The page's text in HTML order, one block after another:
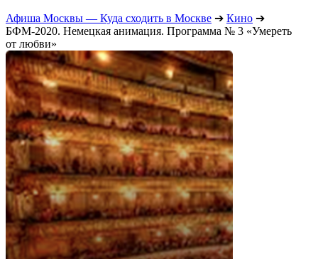
Афиша Москвы — Куда сходить в Москве ➔ Кино ➔
БФМ-2020. Немецкая анимация. Программа № 3 «Умереть
от любви»